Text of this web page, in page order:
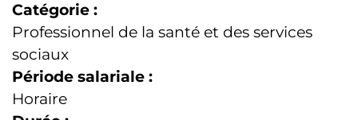
Catégorie :
Professionnel de la santé et des services
sociaux
Période salariale :
Horaire